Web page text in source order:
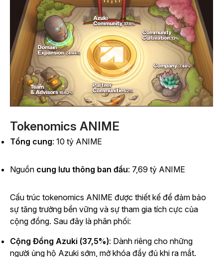
Tokenomics ANIME
Tổng cung: 10 tỷ ANIME
Nguồn cung lưu thông ban đầu: 7,69 tỷ ANIME
Cấu trúc tokenomics ANIME được thiết kế để đảm bảo
sự tăng trưởng bền vững và sự tham gia tích cực của
cộng đồng. Sau đây là phân phối:
Cộng Đồng Azuki (37,5%): Dành riêng cho những
người ủng hộ Azuki sớm, mở khóa đầy đủ khi ra mắt.